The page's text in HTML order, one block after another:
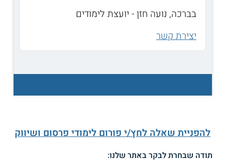
בברכה, נועה חזן - יועצת לימודים
יצירת קשר
להפניית שאלה לחץ/י פורום לימודי פרסום ושיווק
תודה שבחרת לבקר באתר שלנו: